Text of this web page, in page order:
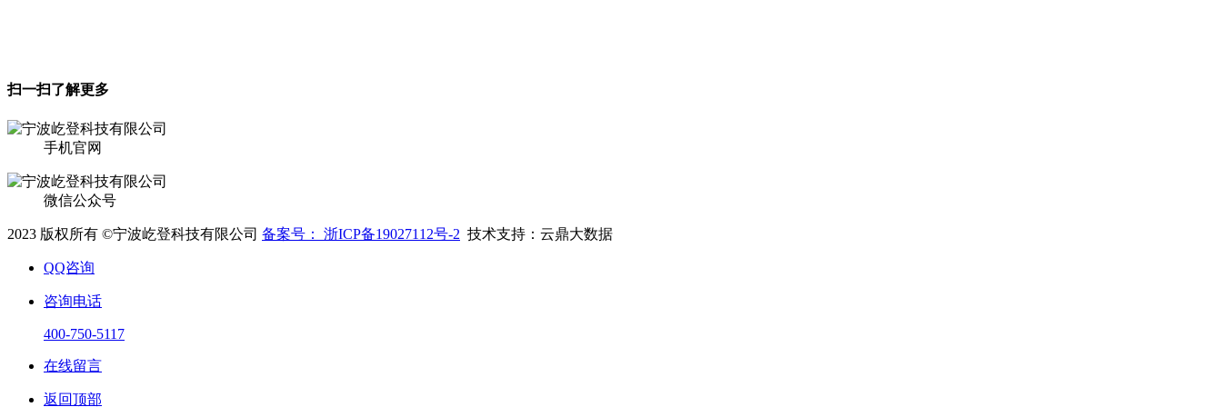
扫一扫了解更多
手机官网
微信公众号
2023 版权所有 ©宁波屹登科技有限公司 备案号： 浙ICP备19027112号-2 技术支持：云鼎大数据
QQ咨询
咨询电话
400-750-5117
在线留言
返回顶部